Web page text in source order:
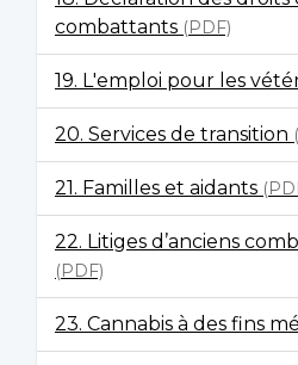
combattants (PDF)
19. L'emploi pour les
20. Services de transition
21. Familles et aidants
22. Litiges d’anciens
(PDF)
23. Cannabis à des fins